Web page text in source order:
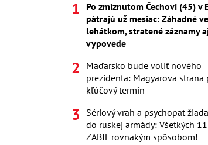
Po zmiznutom Čechovi (45) v
pátrajú už mesiac: Záhadné
lehátkom, stratené záznamy
vypovede
Maďarsko bude voliť nového
prezidenta: Magyarova strana
kľúčový termín
Sériový vrah a psychopat
do ruskej armády: Všetkých
ZABIL rovnakým spôsobom!